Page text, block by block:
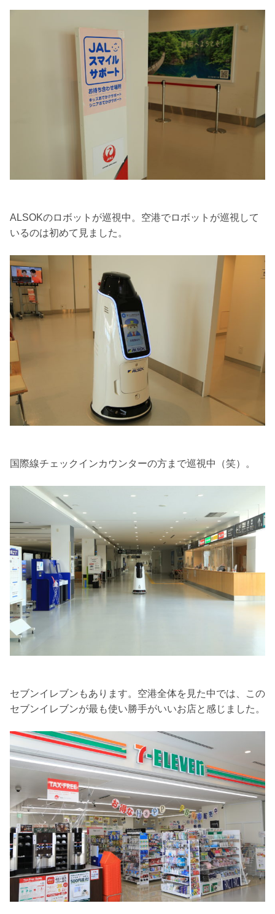
ALSOKのロボットが巡視中。空港でロボットが巡視して
いるのは初めて見ました。
国際線チェックインカウンターの方まで巡視中（笑）。
セブンイレブンもあります。空港全体を見た中では、この
セブンイレブンが最も使い勝手がいいお店と感じました。